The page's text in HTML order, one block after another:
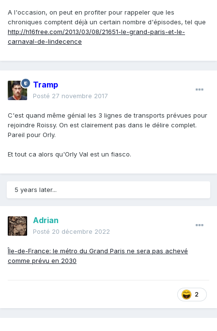
A l'occasion, on peut en profiter pour rappeler que les
chroniques comptent déjà un certain nombre d'épisodes, tel que
http://h16free.com/2013/03/08/21651-le-grand-paris-et-le-
carnaval-de-lindecence
Tramp
Posté 27 novembre 2017
C'est quand même génial les 3 lignes de transports prévues pour
rejoindre Roissy. On est clairement pas dans le délire complet.
Pareil pour Orly.
Et tout ca alors qu'Orly Val est un fiasco.
5 years later...
Adrian
Posté 20 décembre 2022
Île-de-France: le métro du Grand Paris ne sera pas achevé
comme prévu en 2030
2